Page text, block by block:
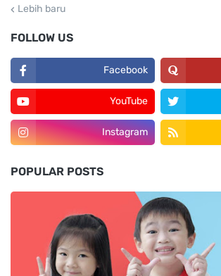
Lebih baru
FOLLOW US
Facebook
YouTube
Instagram
POPULAR POSTS